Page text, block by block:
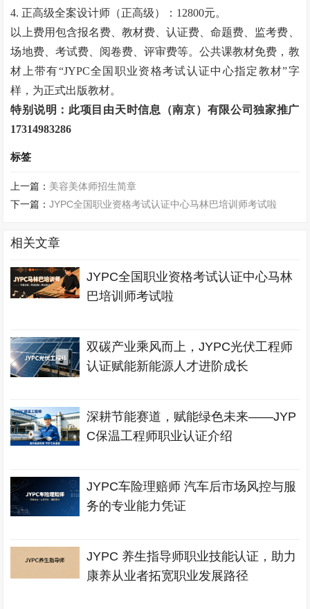
4. 正高级全案设计师（正高级）： 12800元。
以上费用包含报名费、教材费、认证费、命题费、监考费、
场地费、考试费、阅卷费、评审费等。公共课教材免费，教
材上带有“JYPC全国职业资格考试认证中心指定教材”字
样，为正式出版教材。
特别说明：此项目由天时信息（南京）有限公司独家推广
17314983286
标签
上一篇： 美容美体师招生简章
下一篇：JYPC全国职业资格考试认证中心马林巴培训师考试啦
相关文章
JYPC全国职业资格考试认证中心马林
巴培训师考试啦
双碳产业乘风而上，JYPC光伏工程师
认证赋能新能源人才进阶成长
深耕节能赛道，赋能绿色未来——JYP
C保温工程师职业认证介绍
JYPC车险理赔师 汽车后市场风控与服
务的专业能力凭证
JYPC 养生指导师职业技能认证，助力
康养从业者拓宽职业发展路径